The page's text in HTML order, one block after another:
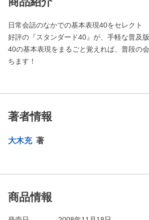
日常会話のなかでの基本表現40をセレクト
好評の『スタンダード40』が、手軽な普及版
40の基本表現をまるごと覚えれば、普段の
ちます！
著者情報
大木充 著
商品情報